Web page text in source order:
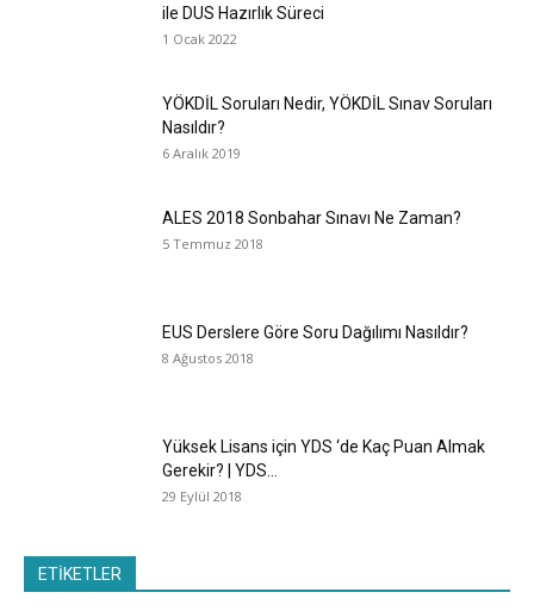
ile DUS Hazırlık Süreci
1 Ocak 2022
YÖKDİL Soruları Nedir, YÖKDİL Sınav Soruları
Nasıldır?
6 Aralık 2019
ALES 2018 Sonbahar Sınavı Ne Zaman?
5 Temmuz 2018
EUS Derslere Göre Soru Dağılımı Nasıldır?
8 Ağustos 2018
Yüksek Lisans için YDS ‘de Kaç Puan Almak
Gerekir? | YDS...
29 Eylül 2018
ETİKETLER